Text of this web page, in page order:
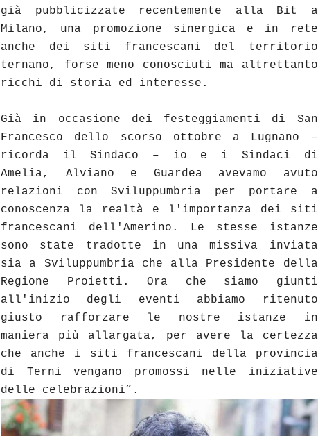
già pubblicizzate recentemente alla Bit a
Milano, una promozione sinergica e in rete
anche dei siti francescani del territorio
ternano, forse meno conosciuti ma altrettanto
ricchi di storia ed interesse.
Già in occasione dei festeggiamenti di San
Francesco dello scorso ottobre a Lugnano –
ricorda il Sindaco – io e i Sindaci di
Amelia, Alviano e Guardea avevamo avuto
relazioni con Sviluppumbria per portare a
conoscenza la realtà e l'importanza dei siti
francescani dell'Amerino. Le stesse istanze
sono state tradotte in una missiva inviata
sia a Sviluppumbria che alla Presidente della
Regione Proietti. Ora che siamo giunti
all'inizio degli eventi abbiamo ritenuto
giusto rafforzare le nostre istanze in
maniera più allargata, per avere la certezza
che anche i siti francescani della provincia
di Terni vengano promossi nelle iniziative
delle celebrazioni”.